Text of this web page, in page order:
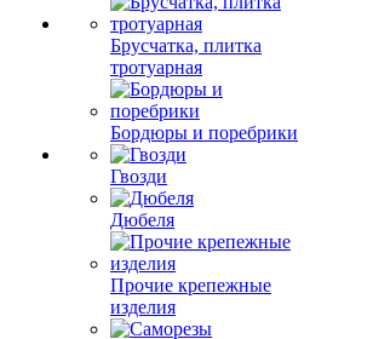
Брусчатка, плитка
тротуарная
Бордюры и поребрики
Гвозди
Дюбеля
Прочие крепежные
изделия